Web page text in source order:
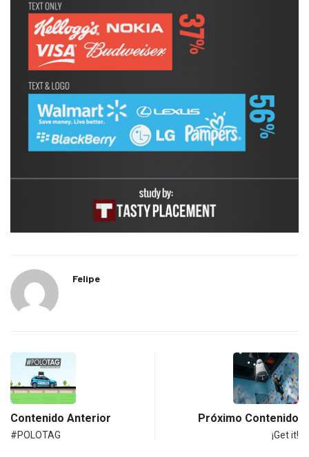
Felipe
Contenido Anterior
#POLOTAG
Próximo Contenido
¡Get it!